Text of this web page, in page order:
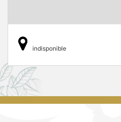
indisponible